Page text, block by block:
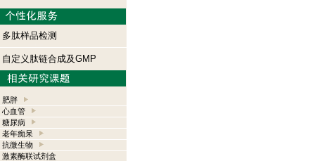
多肽样品检测
自定义肽链合成及GMP
肥胖
心血管
糖尿病
老年痴呆
抗微生物
激素酶联试剂盒